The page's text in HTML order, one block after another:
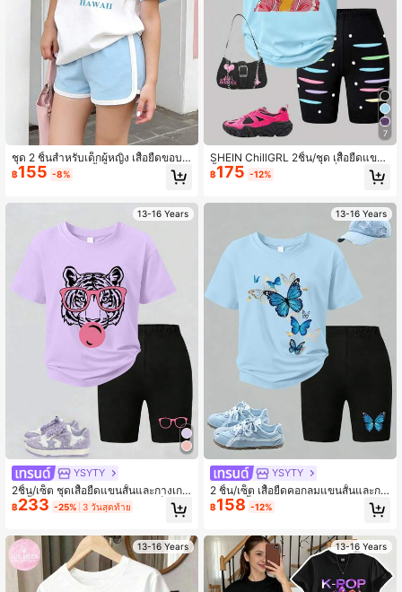
ชุด 2 ชิ้นสำหรับเด็กผู้หญิง เสื้อยืดขอบตั
ดสีและกางเกงขาสั้นสีบล็อก ลายฮาวาย
ดอกชบาและ "HONOLULU HAWAII"
฿155 -8%
13-16 Years
YSYTY
2ชิ้น/เซ็ต ชุดเสื้อยืดแขนสั้นและกางเกง
ขาสั้นลายเสือสร้างสรรค์สำหรับเด็กผู้ห
ญิงวัยรุ่น, นุ่มสบาย, สไตล์สตรีทแฟชั่น,
ด, ปาร์ตี้และสวมใส่ในชีวิตประจำวัน
฿233 -25% 3 วันสุดท้าย
13-16 Years
7
SHEIN ChillGRL 2ชิ้น/ชุด เสื้อยืดแขน
สั้นพิมพ์ลายสไตล์สตรีทแฟชั่นสำหรับวัย
รุ่นหญิง และกางเกงขาสั้นพิมพ์ลายรัดรู
฿175 -12%
13-16 Years
YSYTY
2 ชิ้น/เซ็ต เสื้อยืดคอกลมแขนสั้นและกา
งเกงขาสั้นสำหรับวัยรุ่นหญิง, ชุดลำลอง
ฤดูร้อน, สไตล์แฟชั่นส่วนตัว, เหมาะสำ
฿158 -12%
13-16 Years